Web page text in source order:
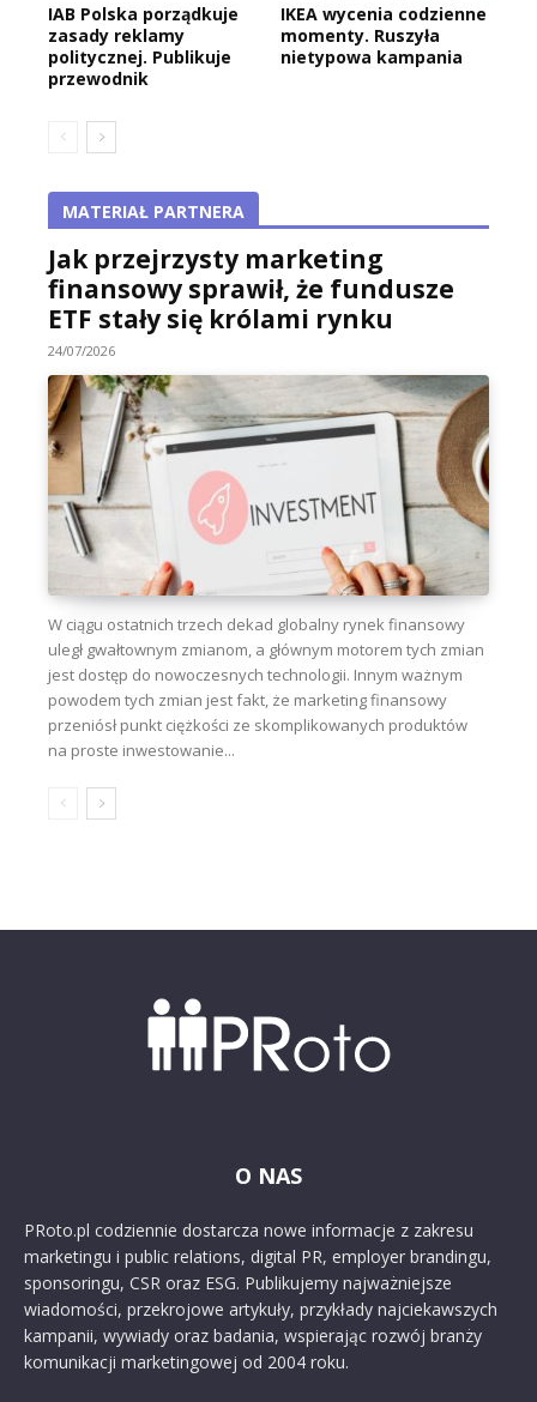
IAB Polska porządkuje
zasady reklamy
politycznej. Publikuje
przewodnik
IKEA wycenia codzienne
momenty. Ruszyła
nietypowa kampania
MATERIAŁ PARTNERA
Jak przejrzysty marketing
finansowy sprawił, że fundusze
ETF stały się królami rynku
24/07/2026
W ciągu ostatnich trzech dekad globalny rynek finansowy
uległ gwałtownym zmianom, a głównym motorem tych zmian
jest dostęp do nowoczesnych technologii. Innym ważnym
powodem tych zmian jest fakt, że marketing finansowy
przeniósł punkt ciężkości ze skomplikowanych produktów
na proste inwestowanie...
O NAS
PRoto.pl codziennie dostarcza nowe informacje z zakresu
marketingu i public relations, digital PR, employer brandingu,
sponsoringu, CSR oraz ESG. Publikujemy najważniejsze
wiadomości, przekrojowe artykuły, przykłady najciekawszych
kampanii, wywiady oraz badania, wspierając rozwój branży
komunikacji marketingowej od 2004 roku.